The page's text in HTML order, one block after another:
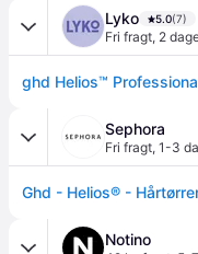
Lyko 5.0(7)
Fri fragt, 2
ghd Helios™
Sephora
Fri fragt, 1-3
Notino